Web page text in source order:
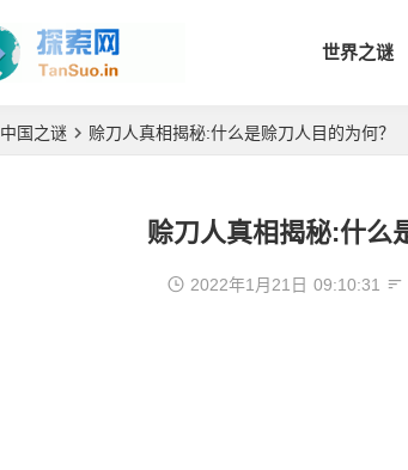
世界之谜
中国之谜 赊刀人真相揭秘:什么是赊刀人目的为何？
赊刀人真相揭秘:什么
2022年1月21日 09:10:31